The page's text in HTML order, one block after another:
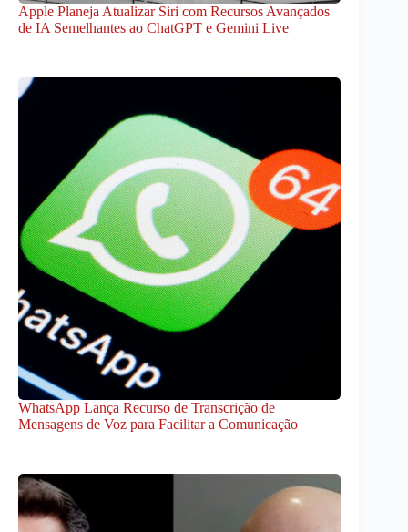
Apple Planeja Atualizar Siri com Recursos Avançados
de IA Semelhantes ao ChatGPT e Gemini Live
WhatsApp Lança Recurso de Transcrição de
Mensagens de Voz para Facilitar a Comunicação